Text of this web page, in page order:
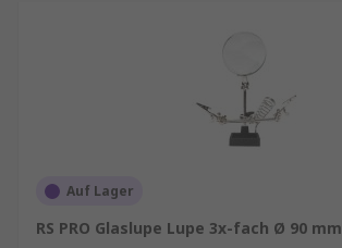
Auf Lager
RS PRO Glaslupe Lupe 3x-fach Ø 90 mm